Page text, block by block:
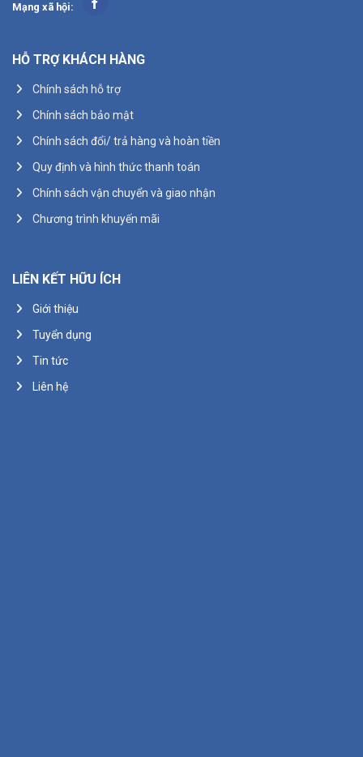
Mạng xã hội:
HỖ TRỢ KHÁCH HÀNG
Chính sách hỗ trợ
Chính sách bảo mật
Chính sách đổi/ trả hàng và hoàn tiền
Quy định và hình thức thanh toán
Chính sách vận chuyển và giao nhận
Chương trình khuyến mãi
LIÊN KẾT HỮU ÍCH
Giới thiệu
Tuyển dụng
Tin tức
Liên hệ